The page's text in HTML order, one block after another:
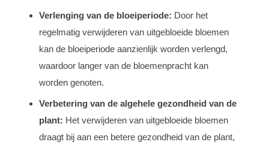
Verlenging van de bloeiperiode: Door het
regelmatig verwijderen van uitgebloeide bloemen
kan de bloeiperiode aanzienlijk worden verlengd,
waardoor langer van de bloemenpracht kan
worden genoten.
Verbetering van de algehele gezondheid van de
plant: Het verwijderen van uitgebloeide bloemen
draagt bij aan een betere gezondheid van de plant,